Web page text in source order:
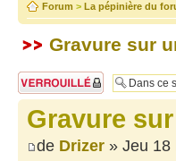
Forum > La pépinière du
Gravure sur
Sujet verrouillé
Gravure
de Drizer » Jeu 18